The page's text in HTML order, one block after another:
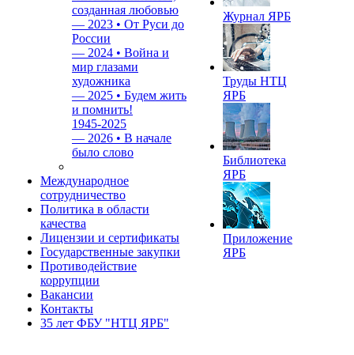
созданная любовью
— 2023 • От Руси до
России
— 2024 • Война и
мир глазами
художника
— 2025 • Будем жить
и помнить!
1945-2025
— 2026 • В начале
было слово
Международное
сотрудничество
Политика в области
качества
Лицензии и сертификаты
Государственные закупки
Противодействие
коррупции
Вакансии
Контакты
35 лет ФБУ "НТЦ ЯРБ"
Журнал ЯРБ
Труды НТЦ
ЯРБ
Библиотека
ЯРБ
Приложение
ЯРБ